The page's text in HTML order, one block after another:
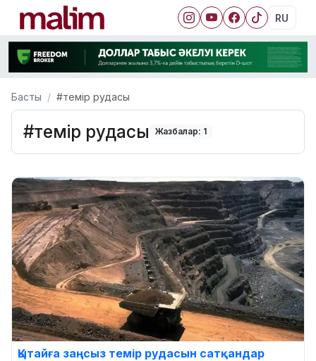
RU
Басты #темір рудасы
#темір рудасы Жазбалар: 1
Қытайға заңсыз темір рудасын сатқандар